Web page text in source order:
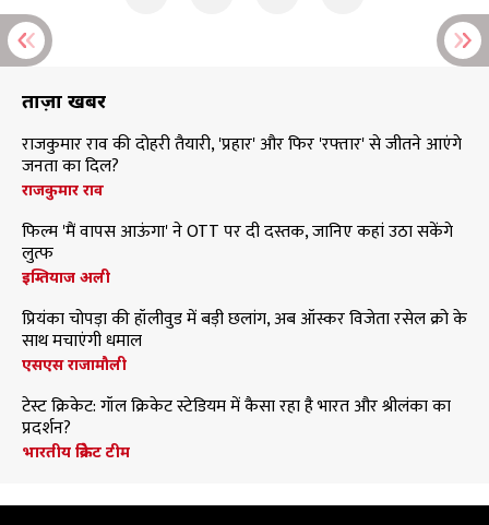
ताज़ा खबरें
राजकुमार राव की दोहरी तैयारी, 'प्रहार' और फिर 'रफ्तार' से जीतने आएंगे
जनता का दिल?
राजकुमार राव
फिल्म 'मैं वापस आऊंगा' ने OTT पर दी दस्तक, जानिए कहां उठा सकेंगे
लुत्फ
इम्तियाज अली
प्रियंका चोपड़ा की हॉलीवुड में बड़ी छलांग, अब ऑस्कर विजेता रसेल क्रो के
साथ मचाएंगी धमाल
एसएस राजामौली
टेस्ट क्रिकेट: गॉल क्रिकेट स्टेडियम में कैसा रहा है भारत और श्रीलंका का
प्रदर्शन?
भारतीय क्रिकेट टीम